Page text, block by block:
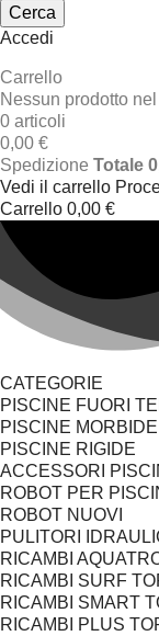
Cerca
Accedi
Carrello
Nessun prodotto
0 articoli
0,00 €
Spedizione Totale
Vedi il carrello
Carrello 0,00 €
CATEGORIE
PISCINE FUORI
PISCINE MORBIDE
PISCINE RIGIDE
ACCESSORI
ROBOT PER
ROBOT NUOVI
PULITORI
RICAMBI
RICAMBI SURF
RICAMBI SMART
RICAMBI PLUS